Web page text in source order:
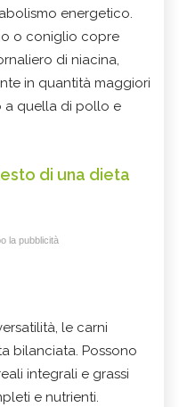
energetico.
o coniglio copre
di niacina,
in quantità maggiori
a quella di pollo e
di una dieta
la pubblicità
le carni
bilanciata. Possono
integrali e grassi
e nutrienti.